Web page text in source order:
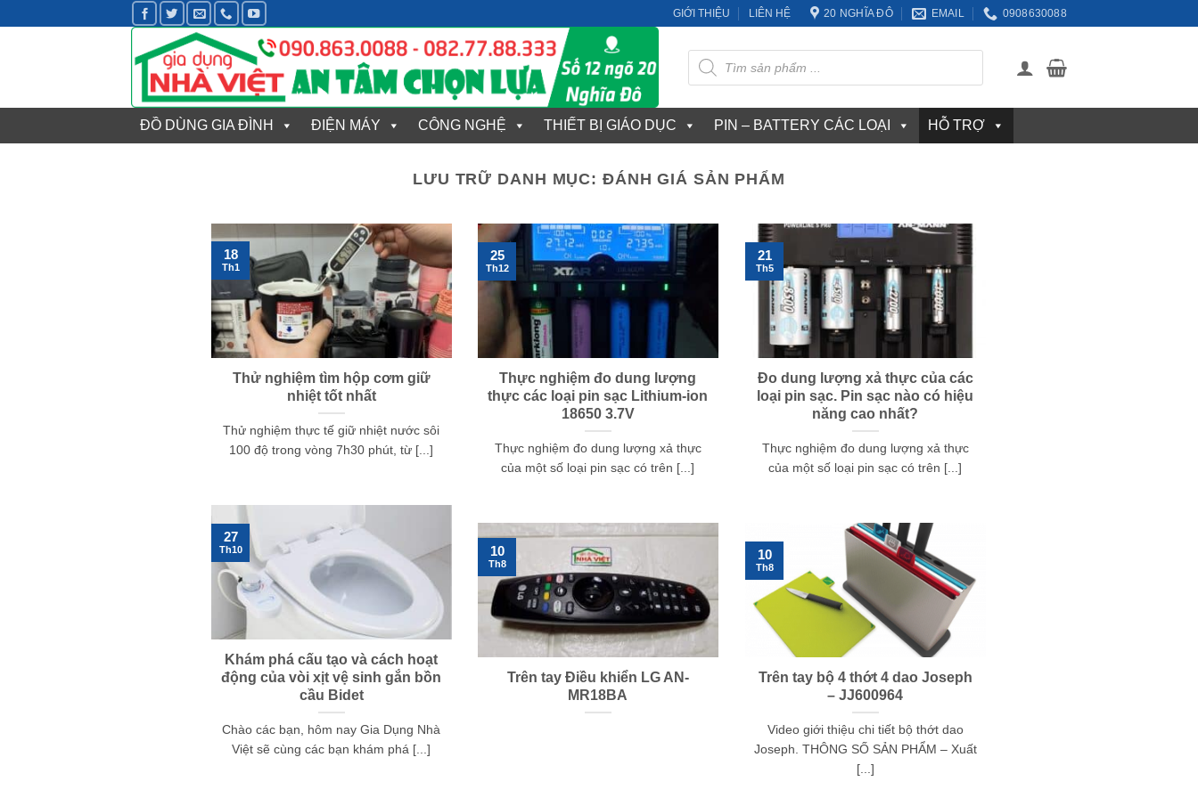
qua
GIỚI THIỆU LIÊN HỆ 20 NGHĨA ĐÔ EMAIL 0908630088
Tìm
kiếm
sản
phẩm
ĐỒ DÙNG GIA ĐÌNH ĐIỆN MÁY CÔNG NGHỆ THIẾT BỊ GIÁO DỤC PIN – BATTERY CÁC LOẠI HỖ TRỢ
LƯU TRỮ DANH MỤC: ĐÁNH GIÁ SẢN PHẨM
Thử nghiệm tìm hộp cơm giữ
nhiệt tốt nhất
Thử nghiệm thực tế giữ nhiệt nước sôi
100 độ trong vòng 7h30 phút, từ [...]
18
Th1
Thực nghiệm đo dung lượng
thực các loại pin sạc Lithium-ion
18650 3.7V
Thực nghiệm đo dung lượng xả thực
của một số loại pin sạc có trên [...]
25
Th12
Đo dung lượng xả thực của các
loại pin sạc. Pin sạc nào có hiệu
năng cao nhất?
Thực nghiệm đo dung lượng xả thực
của một số loại pin sạc có trên [...]
21
Th5
Khám phá cấu tạo và cách hoạt
động của vòi xịt vệ sinh gắn bồn
cầu Bidet
Chào các bạn, hôm nay Gia Dụng Nhà
Việt sẽ cùng các bạn khám phá [...]
27
Th10
Trên tay Điều khiển LG AN-
MR18BA
10
Th8
Trên tay bộ 4 thớt 4 dao Joseph
– JJ600964
Video giới thiệu chi tiết bộ thớt dao
Joseph. THÔNG SỐ SẢN PHẨM – Xuất
[...]
10
Th8